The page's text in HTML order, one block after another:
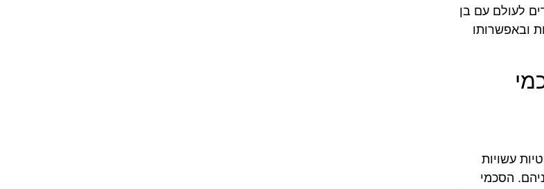
לעולם עם בן
ובאפשרותו
עשויות
הסכמי